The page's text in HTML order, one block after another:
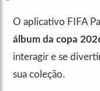
O aplicativo FIFA
álbum da copa
interagir e se
sua coleção.